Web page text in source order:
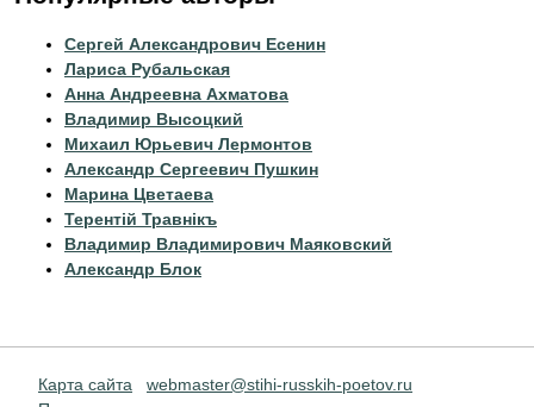
Сергей Александрович Есенин
Лариса Рубальская
Анна Андреевна Ахматова
Владимир Высоцкий
Михаил Юрьевич Лермонтов
Александр Сергеевич Пушкин
Марина Цветаева
Терентiй Травнiкъ
Владимир Владимирович Маяковский
Александр Блок
Карта сайта
webmaster@stihi-russkih-poetov.ru